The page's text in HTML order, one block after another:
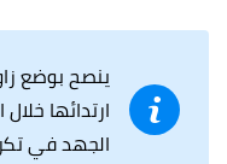
ينصح بوضع
ارتدائها
الجهد في